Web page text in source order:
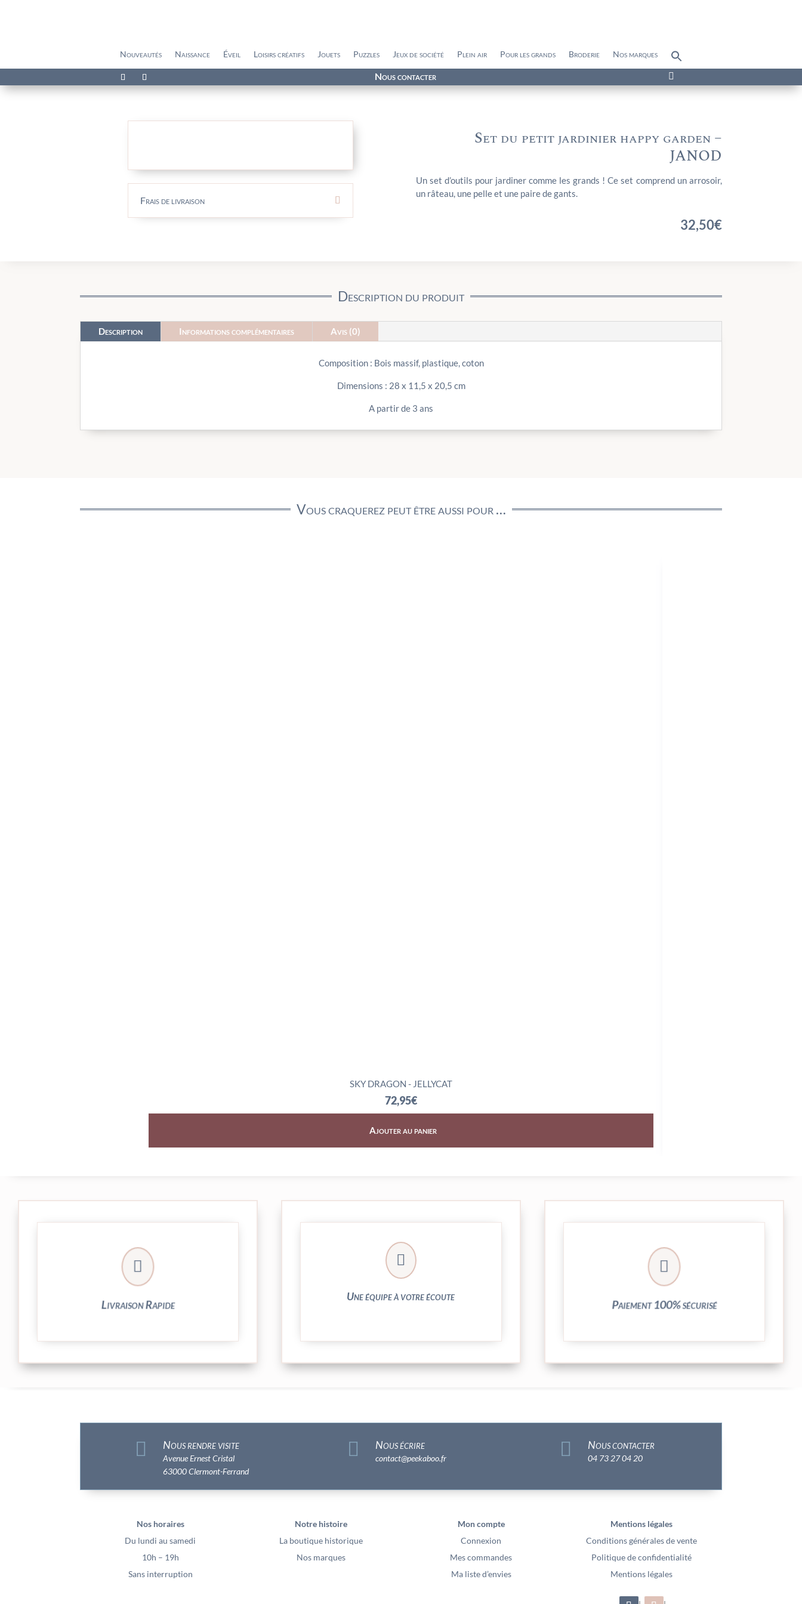
Nouveautés Naissance Éveil Loisirs créatifs Jouets Puzzles Jeux de société Plein air Pour les grands Broderie Nos marques
for:
Nous contacter 
Frais de livraison
Set du petit jardinier happy garden –
JANOD
Un set d’outils pour jardiner comme les grands ! Ce set comprend un arrosoir,
un râteau, une pelle et une paire de gants.
32,50€
Description du produit
Description Informations complémentaires Avis (0)
Composition : Bois massif, plastique, coton
Dimensions : 28 x 11,5 x 20,5 cm
A partir de 3 ans
Vous craquerez peut être aussi pour …
SKY DRAGON - JELLYCAT
72,95€
Ajouter au panier

Livraison Rapide
Votre commande est expédiée sous 24/48h
et livrée par Colissimo. 
Une équipe à votre écoute
N’hésitez pas à nous solliciter
► 04 73 27 04 20
► contact@peekaboo.fr

Paiement 100% sécurisé
Vos transactions par carte bancaire sont
entièrement sécurisées grâce au système
crypté de notre partenaire PayPlug.
 Nous rendre visite
Avenue Ernest Cristal
63000 Clermont-Ferrand
 Nous écrire
contact@peekaboo.fr  Nous contacter
04 73 27 04 20
Nos horaires
Du lundi au samedi
10h – 19h
Sans interruption
Notre histoire
La boutique historique
Nos marques
Mon compte
Connexion
Mes commandes
Ma liste d’envies
Mentions légales
Conditions générales de vente
Politique de confidentialité
Mentions légales